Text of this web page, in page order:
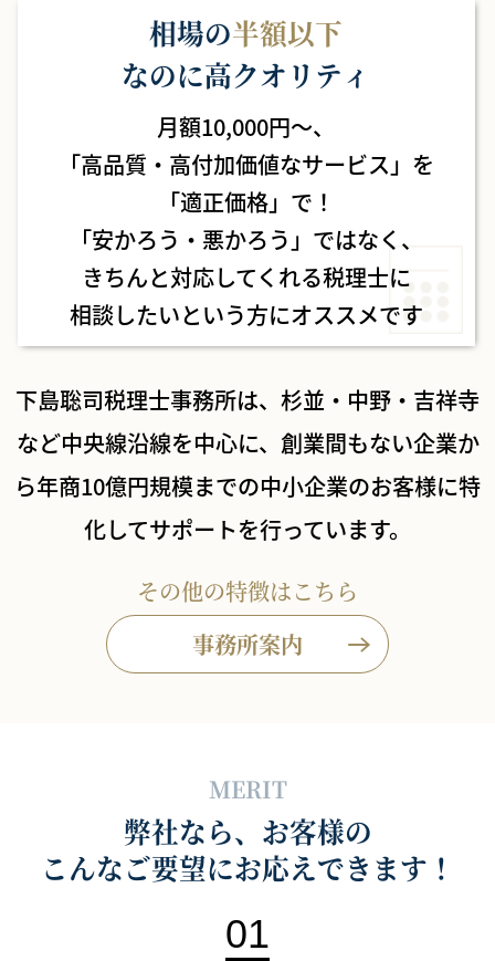
相場の半額以下
なのに高クオリティ
月額10,000円〜、
「高品質・高付加価値なサービス」を
「適正価格」で！
「安かろう・悪かろう」ではなく、
きちんと対応してくれる税理士に
相談したいという方にオススメです
下島聡司税理士事務所は、杉並・中野・吉祥寺
など中央線沿線を中心に、 創業間もない企業か
ら年商10億円規模までの中小企業のお客様に特
化してサポートを行っています。
その他の特徴はこちら
事務所案内
MERIT
弊社なら、お客様の
こんなご要望にお応えできます！
01